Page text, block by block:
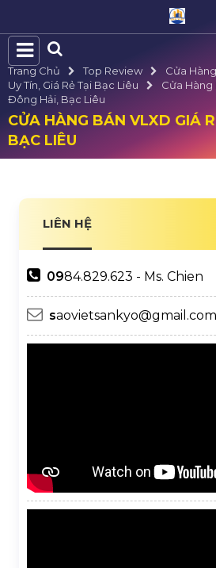
Trang Chủ Top Review
Cửa
Uy Tín, Giá Rẻ Tại Bạc Liêu
Cửa Hàng
Đông Hải, Bạc Liêu
CỬA HÀNG BÁN VLXD GIÁ
BẠC LIÊU
LIÊN HỆ
0984.829.623 - Ms. Chien
saovietsankyo@gmail.com